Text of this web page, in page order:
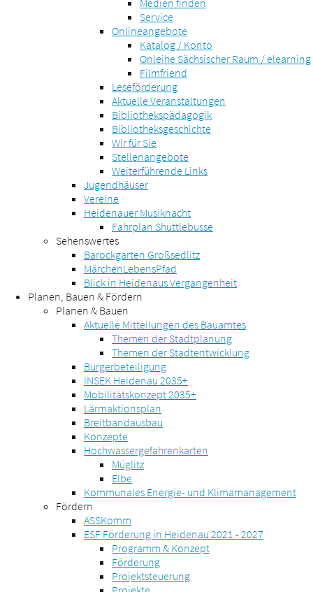
Medien finden
Service
Onlineangebote
Katalog / Konto
Onleihe Sächsischer Raum / elearning
Filmfriend
Leseförderung
Aktuelle Veranstaltungen
Bibliothekspädagogik
Bibliotheksgeschichte
Wir für Sie
Stellenangebote
Weiterführende Links
Jugendhäuser
Vereine
Heidenauer Musiknacht
Fahrplan Shuttlebusse
Sehenswertes
Barockgarten Großsedlitz
MärchenLebensPfad
Blick in Heidenaus Vergangenheit
Planen, Bauen & Fördern
Planen & Bauen
Aktuelle Mitteilungen des Bauamtes
Themen der Stadtplanung
Themen der Stadtentwicklung
Bürgerbeteiligung
INSEK Heidenau 2035+
Mobilitätskonzept 2035+
Lärmaktionsplan
Breitbandausbau
Konzepte
Hochwassergefahrenkarten
Müglitz
Elbe
Kommunales Energie- und Klimamanagement
Fördern
ASSKomm
ESF Förderung in Heidenau 2021 - 2027
Programm & Konzept
Förderung
Projektsteuerung